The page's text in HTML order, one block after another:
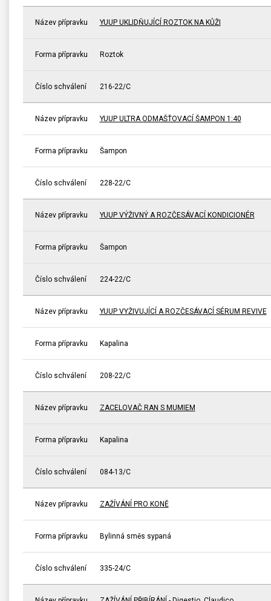
Název přípravku YUUP UKLIDŇUJÍCÍ ROZTOK NA KŮŽI
Forma přípravku Roztok
Číslo schválení 216-22/C
Název přípravku YUUP ULTRA ODMAŠŤOVACÍ ŠAMPON 1:40
Forma přípravku Šampon
Číslo schválení 228-22/C
Název přípravku YUUP VÝŽIVNÝ A ROZČESÁVACÍ KONDICIONÉR
Forma přípravku Šampon
Číslo schválení 224-22/C
Název přípravku YUUP VYŽIVUJÍCÍ A ROZČESÁVACÍ SÉRUM REVIVE
Forma přípravku Kapalina
Číslo schválení 208-22/C
Název přípravku ZACELOVAČ RAN S MUMIEM
Forma přípravku Kapalina
Číslo schválení 084-13/C
Název přípravku ZAŽÍVÁNÍ PRO KONĚ
Forma přípravku Bylinná směs sypaná
Číslo schválení 335-24/C